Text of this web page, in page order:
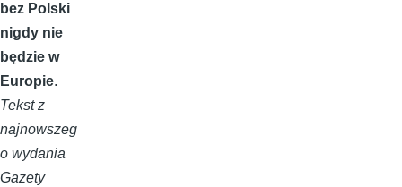
bez Polski
nigdy nie
będzie w
Europie.
Tekst z
najnowszeg
o wydania
Gazety